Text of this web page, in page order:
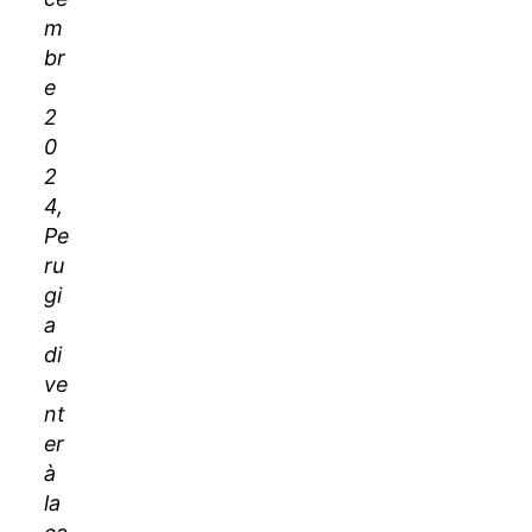
m
br
e
2
0
2
4,
Pe
ru
gi
a
di
ve
nt
er
à
la